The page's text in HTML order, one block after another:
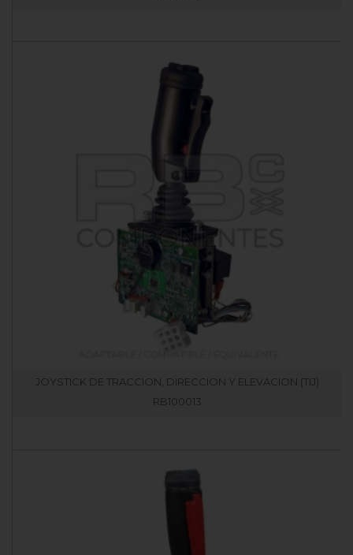
JOYSTICK DE TRACCION, DIRECCION Y ELEVACION (TIJ)
RB100013